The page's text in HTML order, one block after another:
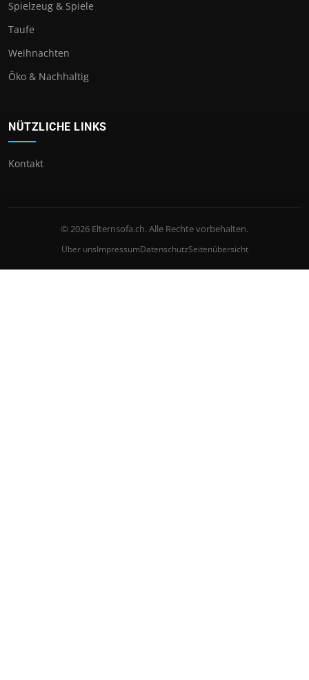
Spielzeug & Spiele
Taufe
Weihnachten
Öko & Nachhaltig
NÜTZLICHE LINKS
Kontakt
© 2026 Elternsofa.ch. Alle Rechte vorbehalten.
Über unsImpressumDatenschutzSeitenübersicht